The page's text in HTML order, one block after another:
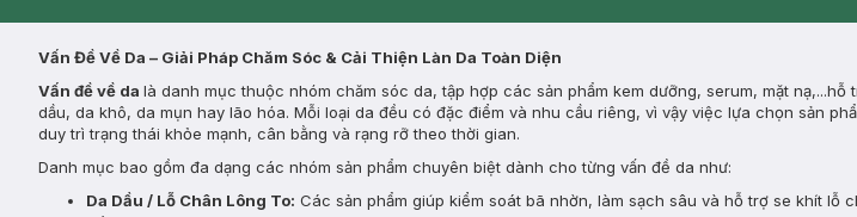
Vấn Đề Về Da – Giải Pháp Chăm Sóc & Cải Thiện Làn Da Toàn Diện
Vấn đề về da là danh mục thuộc nhóm chăm sóc da, tập hợp các sản phẩm kem dưỡng, serum, mặt
dầu, da khô, da mụn hay lão hóa. Mỗi loại da đều có đặc điểm và nhu cầu riêng, vì vậy việc lựa chọn sản
duy trì trạng thái khỏe mạnh, cân bằng và rạng rỡ theo thời gian.
Danh mục bao gồm đa dạng các nhóm sản phẩm chuyên biệt dành cho từng vấn đề da như:
Da Dầu / Lỗ Chân Lông To: Các sản phẩm giúp kiểm soát bã nhờn, làm sạch sâu và hỗ trợ se khít lỗ